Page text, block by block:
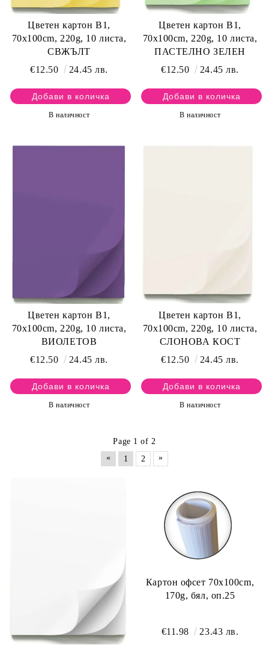
Цветен картон B1,
70x100cm, 220g, 10 листа,
СВЖЪЛТ
€12.50
24.45 лв.
В наличност
Цветен картон B1,
70x100cm, 220g, 10 листа,
ПАСТЕЛНО ЗЕЛЕН
€12.50
24.45 лв.
В наличност
Цветен картон B1,
70x100cm, 220g, 10 листа,
ВИОЛЕТОВ
€12.50
24.45 лв.
В наличност
Цветен картон B1,
70x100cm, 220g, 10 листа,
СЛОНОВА КОСТ
€12.50
24.45 лв.
В наличност
Page 1 of 2
«
1 2 »
Картон офсет 70х100cm,
170g, бял, оп.25
€11.98 23.43 лв.